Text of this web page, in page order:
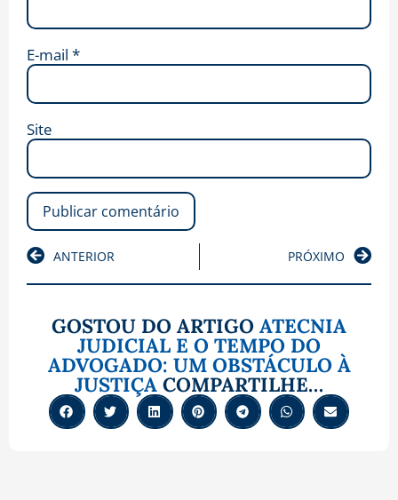
E-mail *
Site
ANTERIOR PRÓXIMO
GOSTOU DO ARTIGO ATECNIA
JUDICIAL E O TEMPO DO
ADVOGADO: UM OBSTÁCULO À
JUSTIÇA COMPARTILHE…